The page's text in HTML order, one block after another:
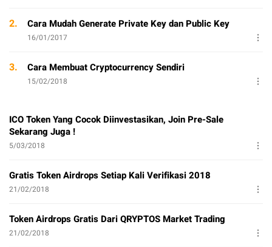
2. Cara Mudah Generate Private Key dan Public Key
16/01/2017
3. Cara Membuat Cryptocurrency Sendiri
15/02/2018
ICO Token Yang Cocok Diinvestasikan, Join Pre-Sale
Sekarang Juga !
5/03/2018
Gratis Token Airdrops Setiap Kali Verifikasi 2018
21/02/2018
Token Airdrops Gratis Dari QRYPTOS Market Trading
21/02/2018